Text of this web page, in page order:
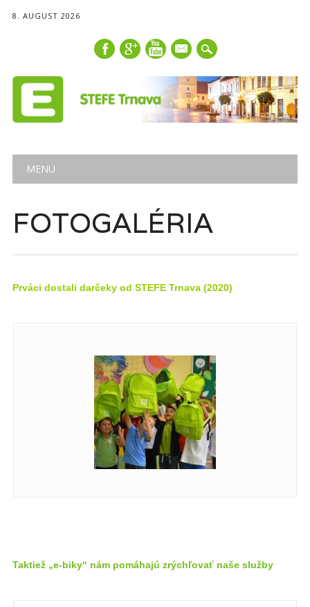
8. AUGUST 2026
mail
Main menu
MENU
FOTOGALÉRIA
Prváci dostali darčeky od STEFE Trnava (2020)
Taktiež „e-biky“ nám pomáhajú zrýchľovať naše služby